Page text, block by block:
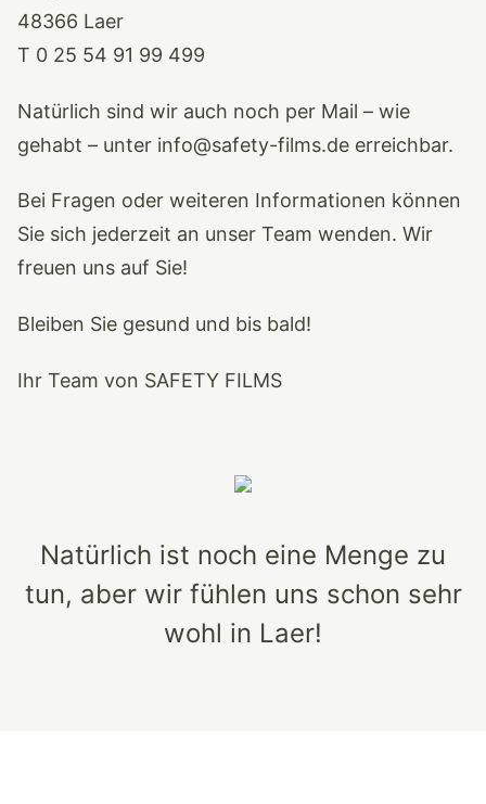
48366 Laer
T 0 25 54 91 99 499
Natürlich sind wir auch noch per Mail – wie
gehabt – unter info@safety-films.de erreichbar.
Bei Fragen oder weiteren Informationen können
Sie sich jederzeit an unser Team wenden. Wir
freuen uns auf Sie!
Bleiben Sie gesund und bis bald!
Ihr Team von SAFETY FILMS
Natürlich ist noch eine Menge zu
tun, aber wir fühlen uns schon sehr
wohl in Laer!